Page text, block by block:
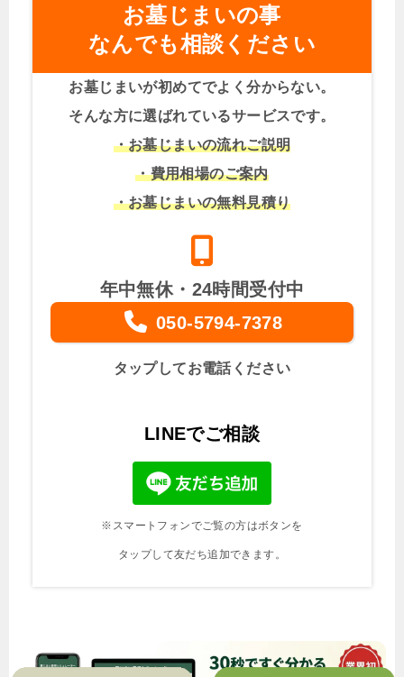
お墓じまいの事
なんでも相談ください
お墓じまいが初めてでよく分からない。
そんな方に選ばれているサービスです。
・お墓じまいの流れご説明
・費用相場のご案内
・お墓じまいの無料見積り
年中無休・24時間受付中
050-5794-7378
タップしてお電話ください
LINEでご相談
※スマートフォンでご覧の方はボタンを
タップして友だち追加できます。